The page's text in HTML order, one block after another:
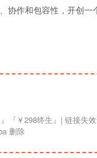
作和包容性，开创一
删除